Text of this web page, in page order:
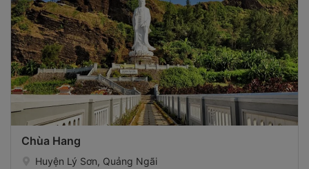
Chùa Hang
Huyện Lý Sơn, Quảng Ngãi